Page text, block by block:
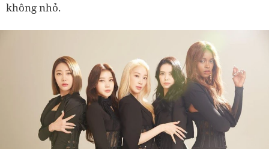
không nhỏ.